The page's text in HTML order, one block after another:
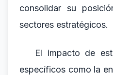
consolidar su
sectores estratégicos.
El impacto de
específicos como la